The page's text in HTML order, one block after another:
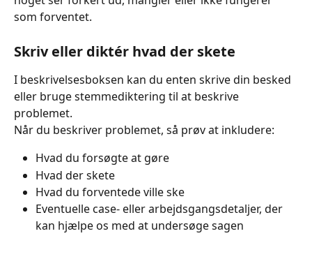
som forventet.
Skriv eller diktér hvad der skete
I beskrivelsesboksen kan du enten skrive din besked
eller bruge stemmediktering til at beskrive
problemet.
Når du beskriver problemet, så prøv at inkludere:
Hvad du forsøgte at gøre
Hvad der skete
Hvad du forventede ville ske
Eventuelle case- eller arbejdsgangsdetaljer, der
kan hjælpe os med at undersøge sagen